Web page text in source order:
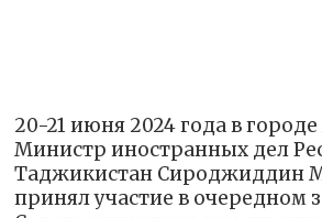
20-21 июня 2024 года в
Министр иностранных дел
Таджикистан Сироджиддин
принял участие в очередном